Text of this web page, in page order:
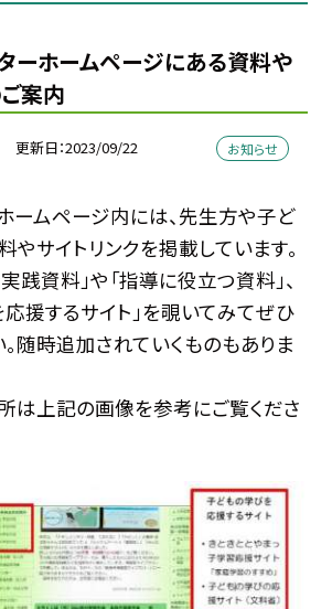
ーホームページにある資料や
案内
更新日 2023/09/22 お知らせ
ームページ内には、先生方や子ど
サイトリンクを掲載しています。
践資料」や「指導に役立つ資料」、
応援するサイト」を覗いてみてぜひ
随時追加されていくものもありま
は上記の画像を参考にご覧くださ